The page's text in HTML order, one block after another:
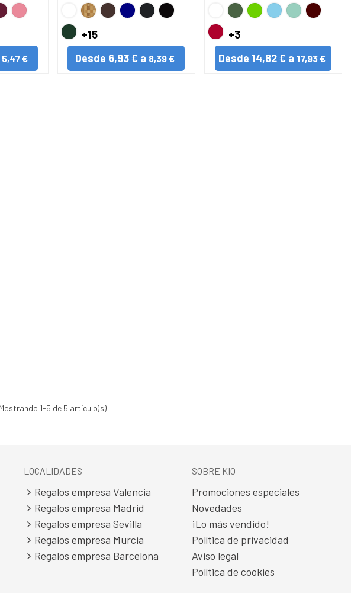
Rosa
Palido
5,47 €
BLANCO
CuerdaChocolate
Azul
Oscuro
Gris
Oscuro
Noche
Verde
Botella
+15
Desde 6,93 € a 8,39 €
BLANCO
Verde
Pradera
Verde
Manzana
Azul
Cielo
MentaOxblood
Jaspeado
ROJO+3
Desde 14,82 € a 17,93 €
Mostrando 1-5 de 5 artículo(s)
LOCALIDADES
Regalos empresa Valencia
Regalos empresa Madrid
Regalos empresa Sevilla
Regalos empresa Murcia
Regalos empresa Barcelona
SOBRE KIO
Promociones especiales
Novedades
¡Lo más vendido!
Política de privacidad
Aviso legal
Política de cookies